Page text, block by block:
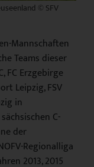
© SFV
Mannschaften
Teams dieser
FC Erzgebirge
Leipzig, FSV
in
C-
der
Regionalliga
2013, 2015